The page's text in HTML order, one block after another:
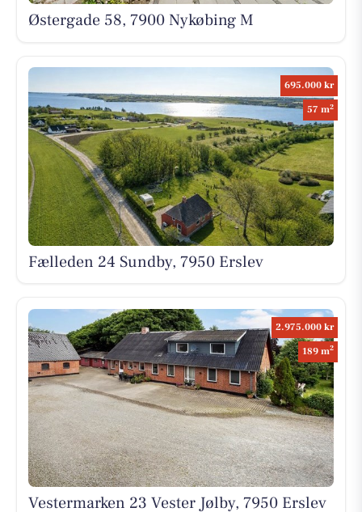
Østergade 58, 7900 Nykøbing M
695.000 kr
57 m2
Fælleden 24 Sundby, 7950 Erslev
2.975.000 kr
189 m2
Vestermarken 23 Vester Jølby, 7950 Erslev